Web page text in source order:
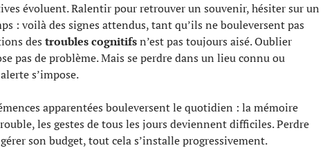
évoluent. Ralentir pour retrouver un souvenir, hésiter sur un
: voilà des signes attendus, tant qu’ils ne bouleversent pas
des troubles cognitifsn’est pas toujours aisé. Oublier
pas de problème. Mais se perdre dans un lieu connu ou
s’impose.
apparentées bouleversent le quotidien : la mémoire
les gestes de tous les jours deviennent difficiles. Perdre
son budget, tout cela s’installe progressivement.